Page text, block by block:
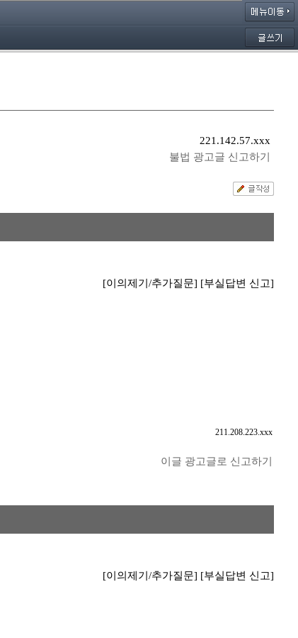
221.142.57.xxx
불법 광고글 신고하기
[이의제기/추가질문] [부실답변 신고]
211.208.223.xxx
이글 광고글로 신고하기
[이의제기/추가질문] [부실답변 신고]